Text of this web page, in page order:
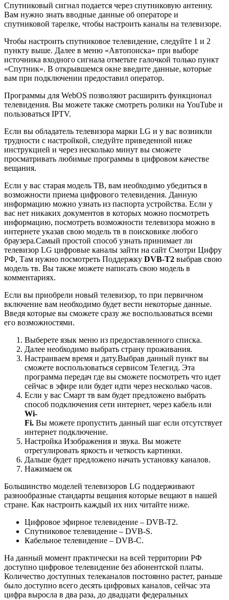
Спутниковый сигнал подается через спутниковую антенну.
Вам нужно знать вводные данные об операторе и
спутниковой тарелке, чтобы настроить каналы на телевизоре.
Чтобы настроить спутниковое телевидение, следуйте 1 и 2
пункту выше. Далее в меню «Автопоиска» при выборе
источника входного сигнала отметьте галочкой только пункт
«Спутник». В открывшемся окне введите данные, которые
вам при подключении предоставил оператор.
Программы для WebOS позволяют расширить функционал
телевидения. Вы можете также смотреть ролики на YouTube и
пользоваться IPTV.
Если вы обладатель телевизора марки LG и у вас возникли
трудности с настройкой, следуйте приведенной ниже
инструкцией и через несколько минут вы сможете
просматривать любимые программы в цифровом качестве
вещания.
Если у вас старая модель ТВ, вам необходимо убедиться в
возможности приема цифрового телевидения. Данную
информацию можно узнать из паспорта устройства. Если у
вас нет никаких документов в которых можно посмотреть
информацию, посмотреть возможности телевизора можно в
интернете указав свою модель тв в поисковике любого
браузера.Самый простой способ узнать принимает ли
телевизор LG цифровые каналы зайти на сайт Смотри Цифру
РФ, Там нужно посмотреть Поддержку DVB-T2 выбрав свою
модель тв. Вы также можете написать свою модель в
комментариях.
Если вы приобрели новый телевизор, то при первичном
включение вам необходимо будет вести некоторые данные.
Введя которые вы сможете сразу же воспользоваться всеми
его возможностями.
Выберете язык меню из предоставленного списка.
Далее необходимо выбрать страну проживания.
Настраиваем время и дату.Выбрав данный пункт вы
сможете воспользоваться сервисом Телегид. Эта
программа передач где вы сможете посмотреть что идет
сейчас в эфире или будет идти через несколько часов.
Если у вас Смарт тв вам будет предложено выбрать
способ подключения сети интернет, через кабель или
Wi-
Fi. Вы можете пропустить данный шаг если отсутствует
интернет подключение.
Настройка Изображения и звука. Вы можете
отрегулировать яркость и четкость картинки.
Дальше будет предложено начать установку каналов.
Нажимаем ок
Большинство моделей телевизоров LG поддерживают
разнообразные стандарты вещания которые вещают в нашей
стране. Как настроить каждый их них читайте ниже.
Цифровое эфирное телевидение – DVB-T2.
Спутниковое телевидение – DVB-S.
Кабельное телевидение – DVB-C.
На данный момент практически на всей территории РФ
доступно цифровое телевидение без абонентской платы.
Количество доступных телеканалов постоянно растет, раньше
было доступно всего десять цифровых каналов, сейчас эта
цифра выросла в два раза, до двадцати федеральных